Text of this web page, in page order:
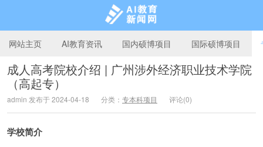
网站主页 AI教育资讯 国内硕博项目 国际硕博项目
成人高考院校介绍 | 广州涉外经济职业技术学院
（高起专）
admin 发布于 2024-04-18 分类： 专本科项目 评论(0)
学校简介